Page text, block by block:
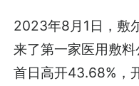
2023年8月1日，敷
来了第一家医用敷
首日高开43.68%，